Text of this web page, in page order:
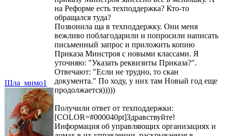
Шла_мимо1
на Реформе есть техподдержка? Кто-то
обращался туда?
Позвонила ща в техподдержку. Они меня
вежливо поблагодарили и попросили написать
письменный запрос и приложить копию
Приказа Минстроя с новыми классами. Я
уточняю: "Указать реквизиты Приказа?".
Отвечают: "Если не трудно, то скан
документа." По ходу, у них там Новый год еще
продолжается)))))
Получили ответ от техподдержки:
[COLOR=#000040pt]Здравствуйте!
Информация об управляющих организациях и